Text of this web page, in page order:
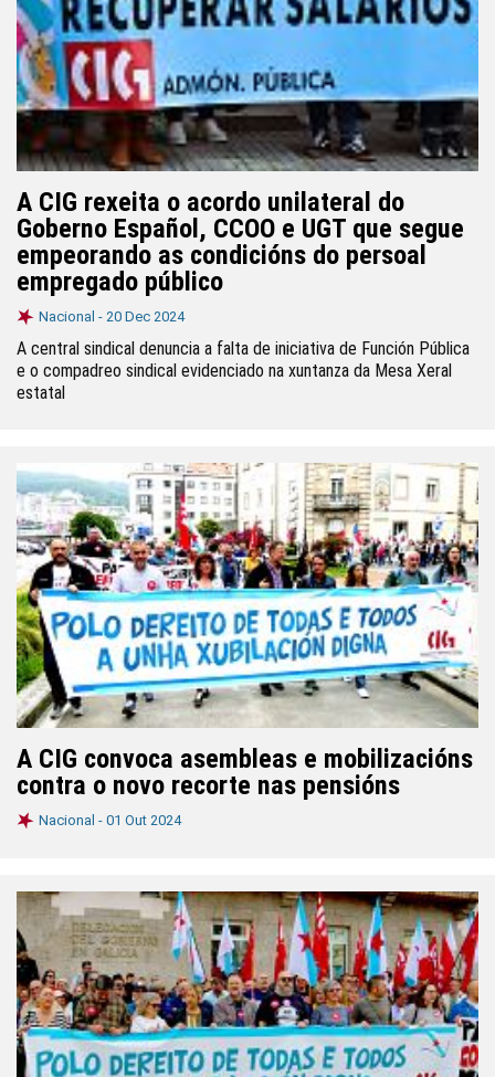
A CIG rexeita o acordo unilateral do
Goberno Español, CCOO e UGT que segue
empeorando as condicións do persoal
empregado público
Nacional - 20 Dec 2024
A central sindical denuncia a falta de iniciativa de Función Pública
e o compadreo sindical evidenciado na xuntanza da Mesa Xeral
estatal
A CIG convoca asembleas e mobilizacións
contra o novo recorte nas pensións
Nacional - 01 Out 2024